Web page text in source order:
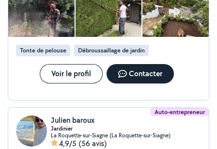
Tonte de pelouse Débroussaillage de jardin
Voir le profil Contacter
Auto-entrepreneur
Julien baroux
Jardinier
La Roquette-sur-Siagne (La Roquette-sur-Siagne)
4,9/5 (56 avis)